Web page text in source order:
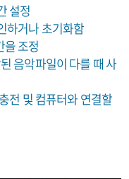
설정
하거나 초기화함
을 조정
음악파일이 다를 때 사
전 및 컴퓨터와 연결할